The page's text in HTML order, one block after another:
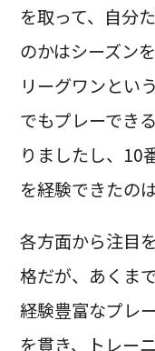
を取って、自分
のかはシーズン
リーグワンとい
でもプレーでき
りましたし、10
を経験できたの
各方面から注目
格だが、あくま
経験豊富なプレ
を貫き、トレー